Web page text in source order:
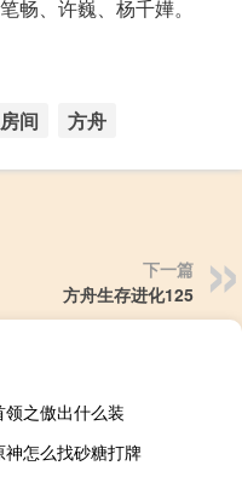
畅、许巍、杨千嬅。
房间 方舟
下一篇
方舟生存进化125
领之傲出什么装
神怎么找砂糖打牌